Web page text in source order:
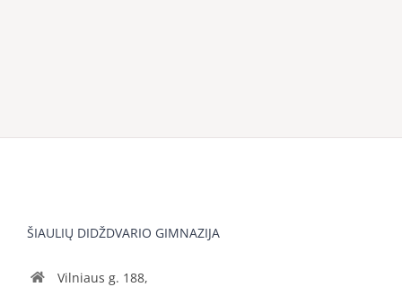
ŠIAULIŲ DIDŽDVARIO GIMNAZIJA
Vilniaus g. 188,